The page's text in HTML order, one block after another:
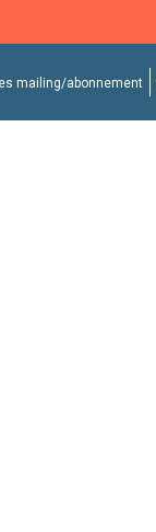
mailing/abonnement